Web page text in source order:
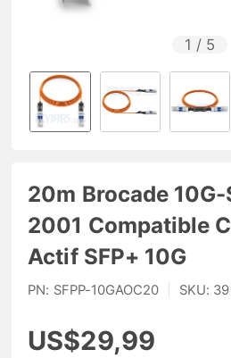
1 / 5
20m Brocade 10G-
2001 Compatible
Actif SFP+ 10G
PN: SFPP-10GAOC20 SKU:
US$29,99